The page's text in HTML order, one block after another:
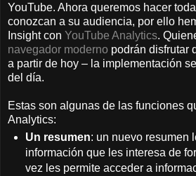
YouTube. Ahora queremos hacer
conozcan a su audiencia, por ello
Insight con YouTube Analytics.
navegador moderno podrán disfrutar
a partir de hoy – la implementación
del día.
Estas son algunas de las funciones
Analytics:
Un resumen: un nuevo resumen
información que les interesa de
vez les permite acceder a